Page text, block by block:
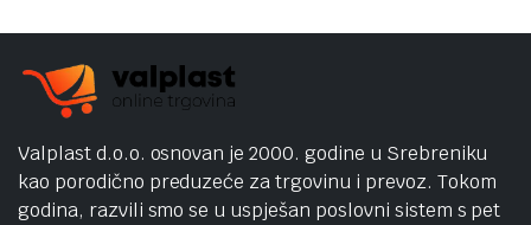
Valplast d.o.o. osnovan je 2000. godine u Srebreniku
kao porodično preduzeće za trgovinu i prevoz. Tokom
godina, razvili smo se u uspješan poslovni sistem s pet